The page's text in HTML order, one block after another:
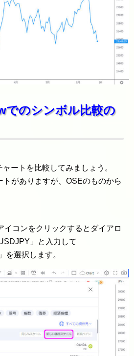
でのシンボル比較の
ートを比較してみましょう。
トがありますが、OSEのものから
コンをクリックするとダイアロ
」と入力して
を選択します。